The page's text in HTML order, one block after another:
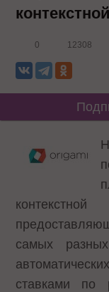
0 12308
самых
ставками по